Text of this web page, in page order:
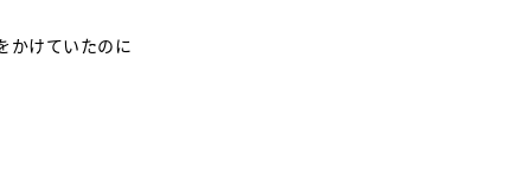
かけていたのに